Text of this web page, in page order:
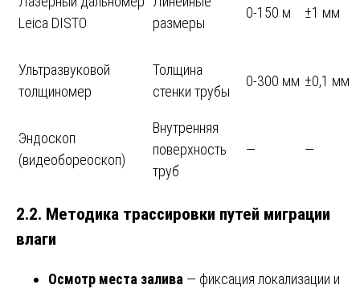
Leica DISTO
размеры
0-150 м ±1 мм
Ультразвуковой
толщиномер
Толщина
стенки трубы
0-300 мм ±0,1 мм
Эндоскоп
(видеобореоскоп)
Внутренняя
поверхность
труб
— —
2.2. Методика трассировки путей миграции
влаги
Осмотр места залива — фиксация локализации и